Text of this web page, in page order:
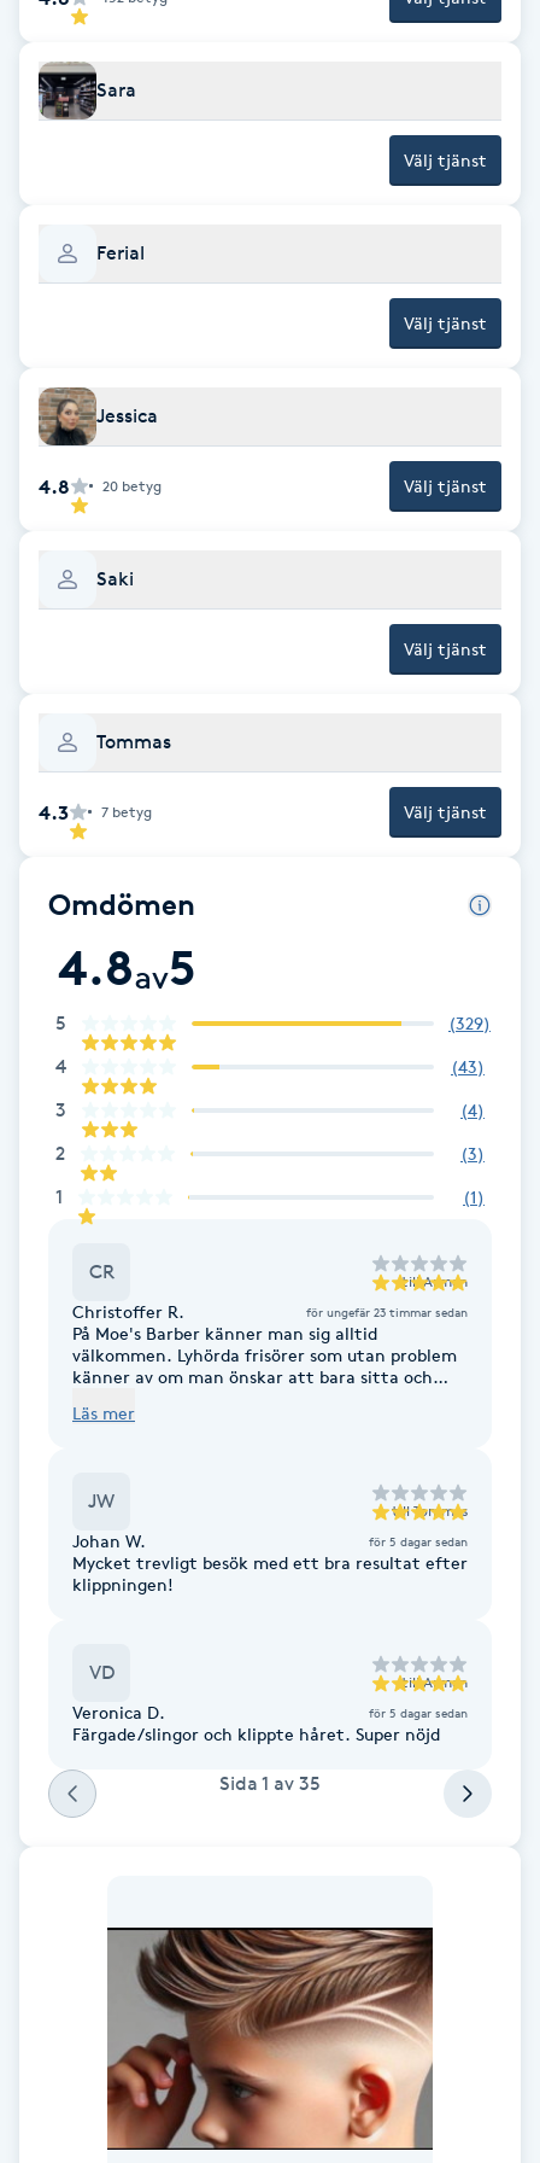
Föning
Gel naglar
Gellack
Gravidmassage
Gruppträning
Gua Sha-massage
Hatha Yoga
Headspa
Healing
Herrklippning
Hollywood Peel
Hot Stone Massage
Hot yoga
Hudföryngring
Hudvård
Hyperhidros
Hypnos
Hårbottenbehandling
Hårförlängning
Hårvård
Idrottsmassage
Sara
Välj tjänst
Ferial
Välj tjänst
Jessica
4.8 20 betyg Välj tjänst
Saki
Välj tjänst
Tommas
4.3 7 betyg Välj tjänst
Omdömen
4.8av5
5 (329)
4 (43)
3 (4)
2 (3)
1 (1)
CR till Arman
Christoffer R. för ungefär 23 timmar sedan
På Moe's Barber känner man sig alltid
välkommen. Lyhörda frisörer som utan problem
känner av om man önskar att bara sitta och
jord. Arman har alltid bra visdomsord och hans
halvdant eller lämnas till slumpen, God
kommunikation och det är lätt att göra sina
utrustningen är bra omhändertagna, rena,
hygieniska och i bra skick. Värt varenda krona,
det här är min go-to sålänge dom existerar 💪💯
Läs mer
JW till Tommas
Johan W. för 5 dagar sedan
Mycket trevligt besök med ett bra resultat efter
klippningen!
VD till Arman
Veronica D. för 5 dagar sedan
Färgade/slingor och klippte håret. Super nöjd
Sida 1 av 35